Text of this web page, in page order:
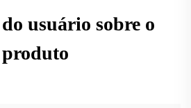
usuário sobre o
produto